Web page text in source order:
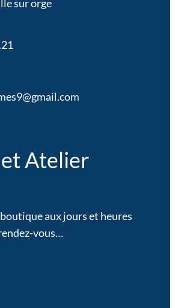
sur orge
Atelier
aux jours et heures
vous…